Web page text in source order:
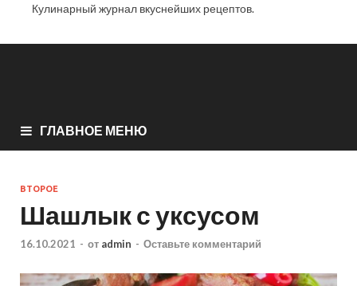
Кулинарный журнал вкуснейших рецептов.
ГЛАВНОЕ МЕНЮ
ВТОРОЕ
Шашлык с уксусом
16.10.2021 - от admin - Оставьте комментарий